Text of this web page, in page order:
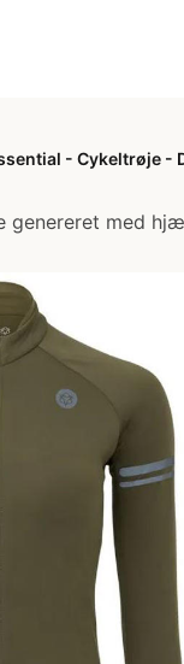
- Cykeltrøje -
genereret med